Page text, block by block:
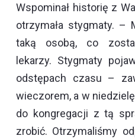
Wspominał historię z
otrzymała stygmaty. –
taką osobą, co
lekarzy. Stygmaty
odstępach czasu –
wieczorem, a w
do kongregacji z tą
zrobić. Otrzymaliśmy